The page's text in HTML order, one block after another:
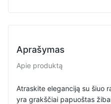
Aprašymas
Apie produktą
Atraskite eleganciją su šiuo
yra grakščiai papuoštas